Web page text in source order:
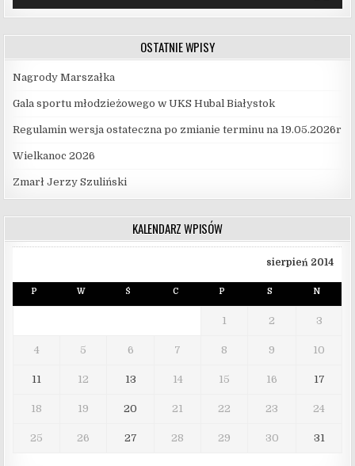
OSTATNIE WPISY
Nagrody Marszałka
Gala sportu młodzieżowego w UKS Hubal Białystok
Regulamin wersja ostateczna po zmianie terminu na 19.05.2026r
Wielkanoc 2026
Zmarł Jerzy Szuliński
KALENDARZ WPISÓW
sierpień 2014
P W Ś C P S N
1 2 3
4 5 6 7 8 9 10
11 12 13 14 15 16 17
18 19 20 21 22 23 24
25 26 27 28 29 30 31